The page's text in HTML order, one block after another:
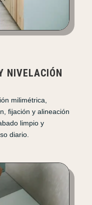
NIVELACIÓN
milimétrica,
fijación y alineación
limpio y
diario.